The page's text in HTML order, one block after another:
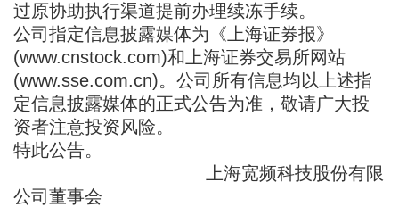
过原协助执行渠道提前办理续冻手续。
公司指定信息披露媒体为《上海证券报》
(www.cnstock.com)和上海证券交易所网站
(www.sse.com.cn)。公司所有信息均以上述指
定信息披露媒体的正式公告为准，敬请广大投
资者注意投资风险。
特此公告。
上海宽频科技股份有限
公司董事会